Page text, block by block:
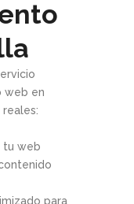
web en
tu web
para